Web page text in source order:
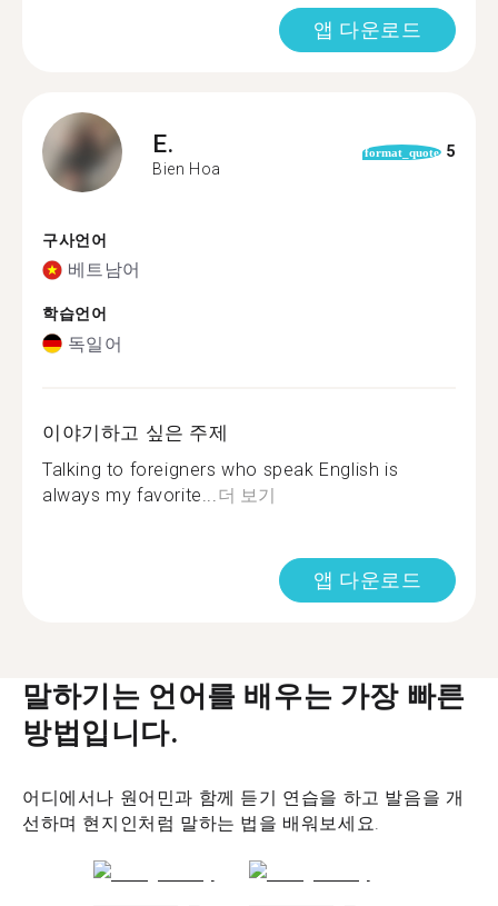
앱 다운로드
E.
Bien Hoa
format_quote 5
구사언어
베트남어
학습언어
독일어
이야기하고 싶은 주제
Talking to foreigners who speak English is
always my favorite... 더 보기
앱 다운로드
말하기는 언어를 배우는 가장 빠른
방법입니다.
어디에서나 원어민과 함께 듣기 연습을 하고 발음을 개
선하며 현지인처럼 말하는 법을 배워보세요.